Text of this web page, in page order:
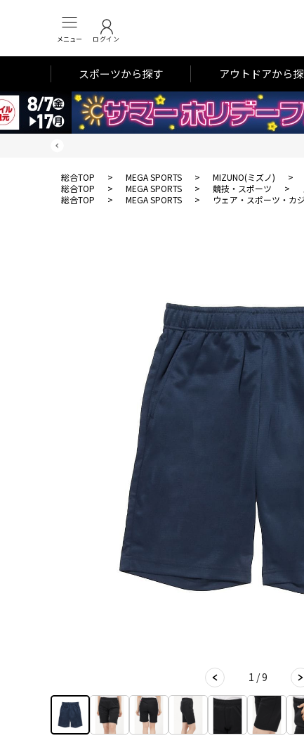
メニュー ログイン
スポーツから探す アウトドアから
総合TOP > MEGA SPORTS > MIZUNO(ミズノ) >
総合TOP
> MEGA SPORTS > 競技・スポーツ >
総合TOP
> MEGA SPORTS > ウェア・スポーツ・カ
1 / 9